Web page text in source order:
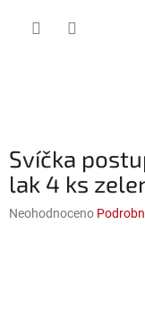
Svíčka
lak 4 ks
Průměrné
Neohodnoceno